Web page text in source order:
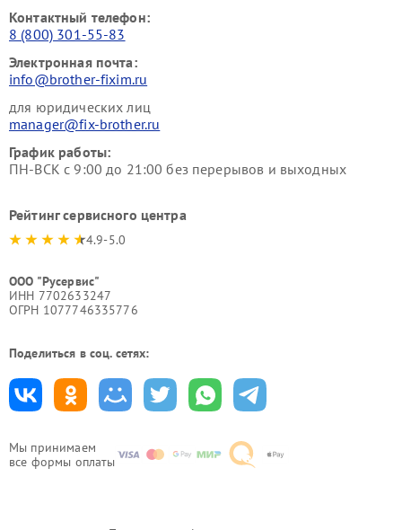
Мы принимаем
все формы оплаты
Контактный телефон:
8 (800) 301-55-83
Электронная почта:
info@brother-fixim.ru
для юридических лиц
manager@fix-brother.ru
График работы:
ПН-ВСК с 9:00 до 21:00 без перерывов и выходных
Рейтинг сервисного центра
4.9-5.0
ООО "Русервис"
ИНН 7702633247
ОГРН 1077746335776
Поделиться в соц. сетях: